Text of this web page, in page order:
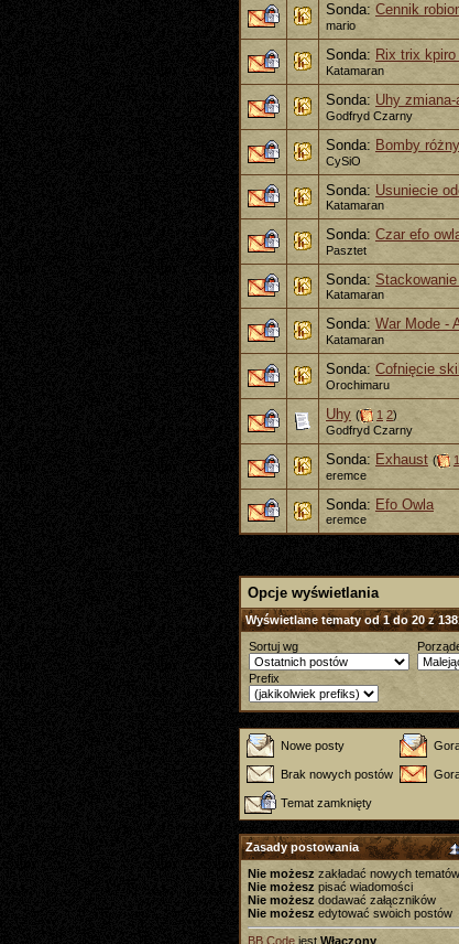
Sonda: Cennik
mario
Sonda: Rix trix
Katamaran
Sonda: Uhy
Godfryd Czarny
Sonda: Bomby
CySiO
Sonda: Usuniecie
Katamaran
Sonda: Czar efo
Pasztet
Sonda:
Katamaran
Sonda: War Mode -
Katamaran
Sonda: Cofnięcie
Orochimaru
Uhy ( 1 2)
Godfryd Czarny
Sonda: Exhaust ( 1
eremce
Sonda: Efo Owla
eremce
Opcje wyświetlania
Wyświetlane tematy od 1 do 20 z
Sortuj wg
Prefix
Nowe posty
Brak nowych postów
Temat zamknięty
Zasady postowania
Nie możesz zakładać nowych tematów
Nie możesz pisać wiadomości
Nie możesz dodawać załączników
Nie możesz edytować swoich postów
BB Code jest Włączony